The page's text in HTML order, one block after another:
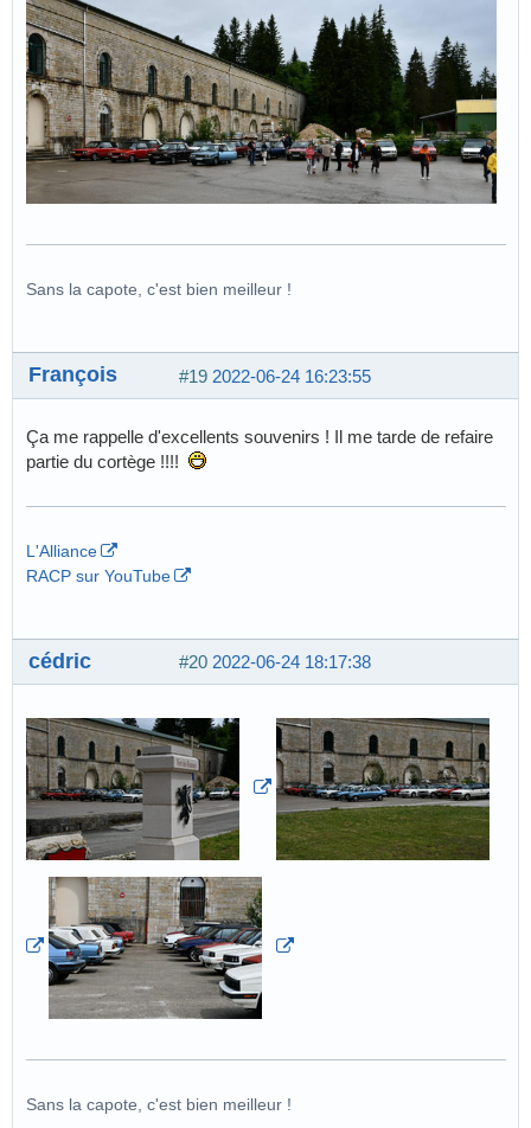
Sans la capote, c'est bien meilleur !
#19 2022-06-24 16:23:55
François
Ça me rappelle d'excellents souvenirs ! Il me tarde de refaire
partie du cortège !!!!
L'Alliance
RACP sur YouTube
#20 2022-06-24 18:17:38
cédric
Sans la capote, c'est bien meilleur !